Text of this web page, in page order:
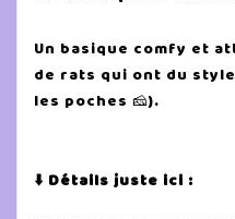
Un basique comfy et
de rats qui ont du
les poches 🧀).
⬇️ Détails juste ici :